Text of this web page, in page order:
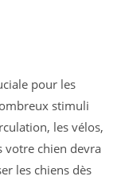
pour les
stimuli
les vélos,
votre chien devra
les chiens dès